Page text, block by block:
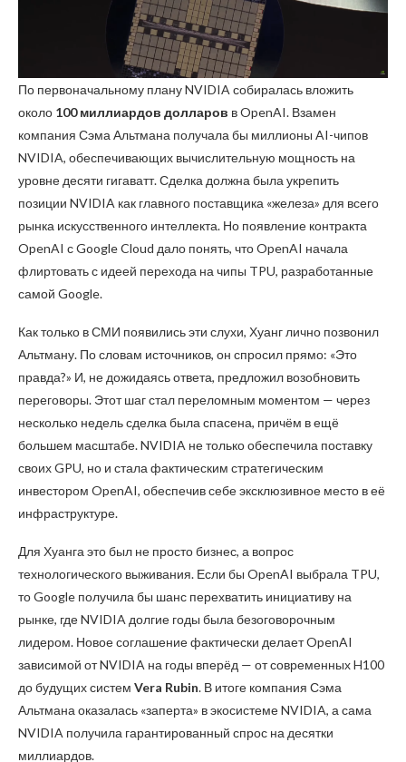
По первоначальному плану NVIDIA собиралась вложить
около 100 миллиардов долларов в OpenAI. Взамен
компания Сэма Альтмана получала бы миллионы AI-чипов
NVIDIA, обеспечивающих вычислительную мощность на
уровне десяти гигаватт. Сделка должна была укрепить
позиции NVIDIA как главного поставщика «железа» для всего
рынка искусственного интеллекта. Но появление контракта
OpenAI с Google Cloud дало понять, что OpenAI начала
флиртовать с идеей перехода на чипы TPU, разработанные
самой Google.
Как только в СМИ появились эти слухи, Хуанг лично позвонил
Альтману. По словам источников, он спросил прямо: «Это
правда?» И, не дожидаясь ответа, предложил возобновить
переговоры. Этот шаг стал переломным моментом — через
несколько недель сделка была спасена, причём в ещё
большем масштабе. NVIDIA не только обеспечила поставку
своих GPU, но и стала фактическим стратегическим
инвестором OpenAI, обеспечив себе эксклюзивное место в её
инфраструктуре.
Для Хуанга это был не просто бизнес, а вопрос
технологического выживания. Если бы OpenAI выбрала TPU,
то Google получила бы шанс перехватить инициативу на
рынке, где NVIDIA долгие годы была безоговорочным
лидером. Новое соглашение фактически делает OpenAI
зависимой от NVIDIA на годы вперёд — от современных H100
до будущих систем Vera Rubin. В итоге компания Сэма
Альтмана оказалась «заперта» в экосистеме NVIDIA, а сама
NVIDIA получила гарантированный спрос на десятки
миллиардов.